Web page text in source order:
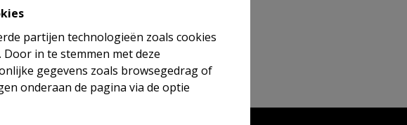
partijen technologieën zoals cookies
in te stemmen met deze
gegevens zoals browsegedrag of
onderaan de pagina via de optie